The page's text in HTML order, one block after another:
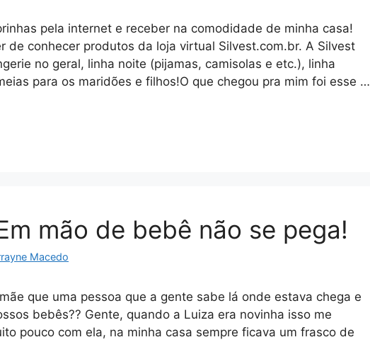
pela internet e receber na comodidade de minha casa!
de conhecer produtos da loja virtual Silvest.com.br. A Silvest
no geral, linha noite (pijamas, camisolas e etc.), linha
para os maridões e filhos!O que chegou pra mim foi esse …
mão de bebê não se pega!
Macedo
que uma pessoa que a gente sabe lá onde estava chega e
bebês?? Gente, quando a Luiza era novinha isso me
pouco com ela, na minha casa sempre ficava um frasco de